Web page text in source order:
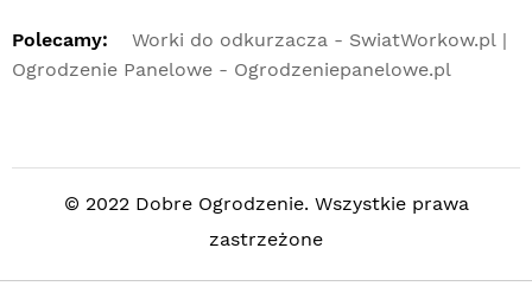
Polecamy:
Worki do odkurzacza - SwiatWorkow.pl
Ogrodzenie Panelowe - Ogrodzeniepanelowe.pl
© 2022 Dobre Ogrodzenie. Wszystkie prawa
zastrzeżone